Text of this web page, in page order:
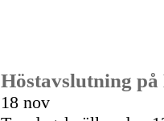
Höstavslutning på
18 nov